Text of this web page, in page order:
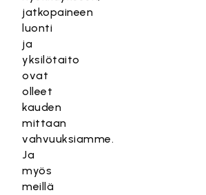
jatkopaineen
luonti
ja
yksilötaito
ovat
olleet
kauden
mittaan
vahvuuksiamme.
Ja
myös
meillä